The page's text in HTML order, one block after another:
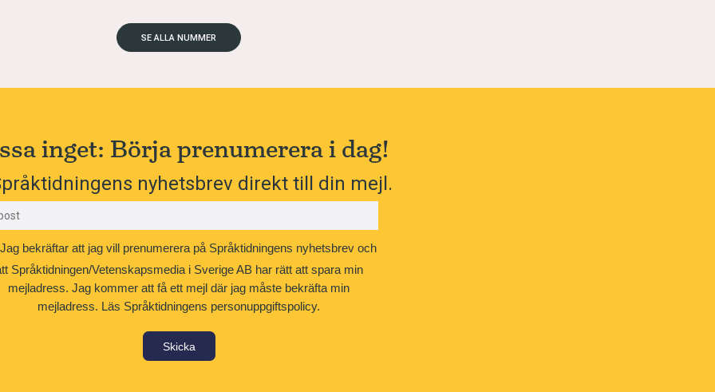
SE ALLA NUMMER
inget: Börja prenumerera i dag!
nyhetsbrev direkt till din mejl.
Jag bekräftar att jag vill prenumerera på Språktidningens nyhetsbrev och
Språktidningen/Vetenskapsmedia i Sverige AB har rätt att spara min
mejladress. Jag kommer att få ett mejl där jag måste bekräfta min
mejladress. Läs Språktidningens personuppgiftspolicy.
Skicka